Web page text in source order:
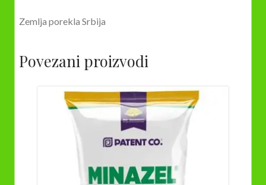
Zemlja porekla Srbija
Povezani proizvodi